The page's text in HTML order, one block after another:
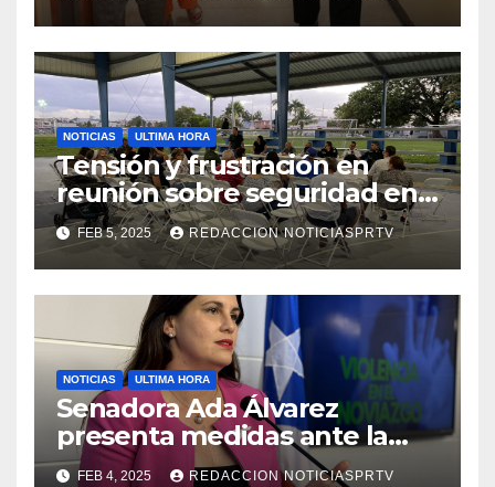
NOTICIAS ULTIMA HORA
Tensión y frustración en
reunión sobre seguridad en
Reparto Metropolitano
FEB 5, 2025 REDACCION NOTICIASPRTV
NOTICIAS ULTIMA HORA
Senadora Ada Álvarez
presenta medidas ante la
violencia en el noviazgo
FEB 4, 2025 REDACCION NOTICIASPRTV